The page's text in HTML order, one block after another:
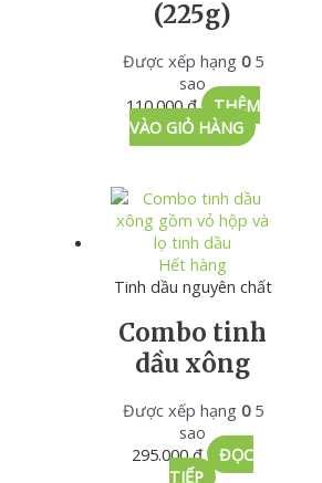
(225g)
Được xếp hạng 05
sao
110.000₫
THÊM
VÀO GIỎ HÀNG
Hết hàng
Tinh dầu nguyên chất
Combo tinh
dầu xông
Được xếp hạng 05
sao
295.000₫
ĐỌC
TIẾP